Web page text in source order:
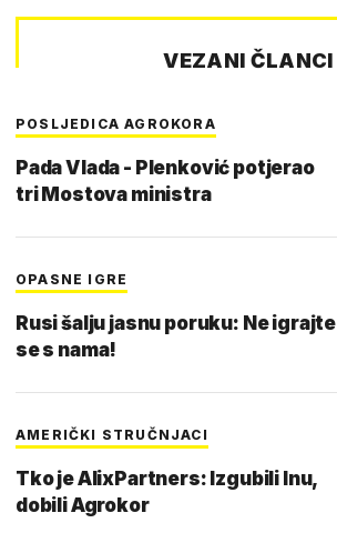
VEZANI ČLANCI
POSLJEDICA AGROKORA
Pada Vlada - Plenković potjerao
tri Mostova ministra
OPASNE IGRE
Rusi šalju jasnu poruku: Ne igrajte
se s nama!
AMERIČKI STRUČNJACI
Tko je AlixPartners: Izgubili Inu,
dobili Agrokor